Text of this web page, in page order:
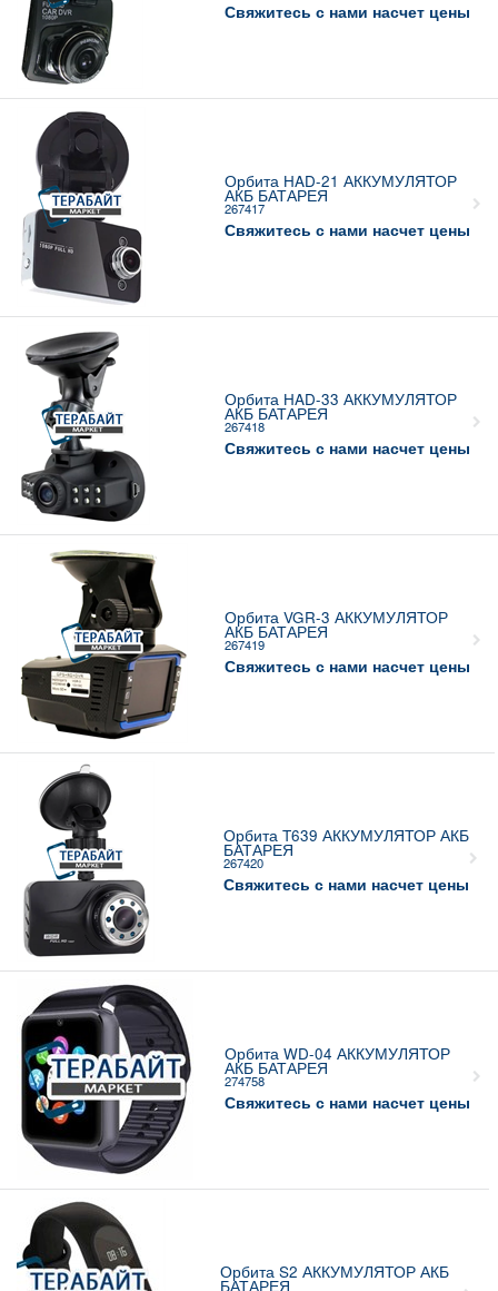
Свяжитесь с нами насчет цены
Орбита HAD-21 АККУМУЛЯТОР
АКБ БАТАРЕЯ
267417
Свяжитесь с нами насчет цены
Орбита HAD-33 АККУМУЛЯТОР
АКБ БАТАРЕЯ
267418
Свяжитесь с нами насчет цены
Орбита VGR-3 АККУМУЛЯТОР
АКБ БАТАРЕЯ
267419
Свяжитесь с нами насчет цены
Орбита T639 АККУМУЛЯТОР АКБ
БАТАРЕЯ
267420
Свяжитесь с нами насчет цены
Орбита WD-04 АККУМУЛЯТОР
АКБ БАТАРЕЯ
274758
Свяжитесь с нами насчет цены
Орбита S2 АККУМУЛЯТОР АКБ
БАТАРЕЯ